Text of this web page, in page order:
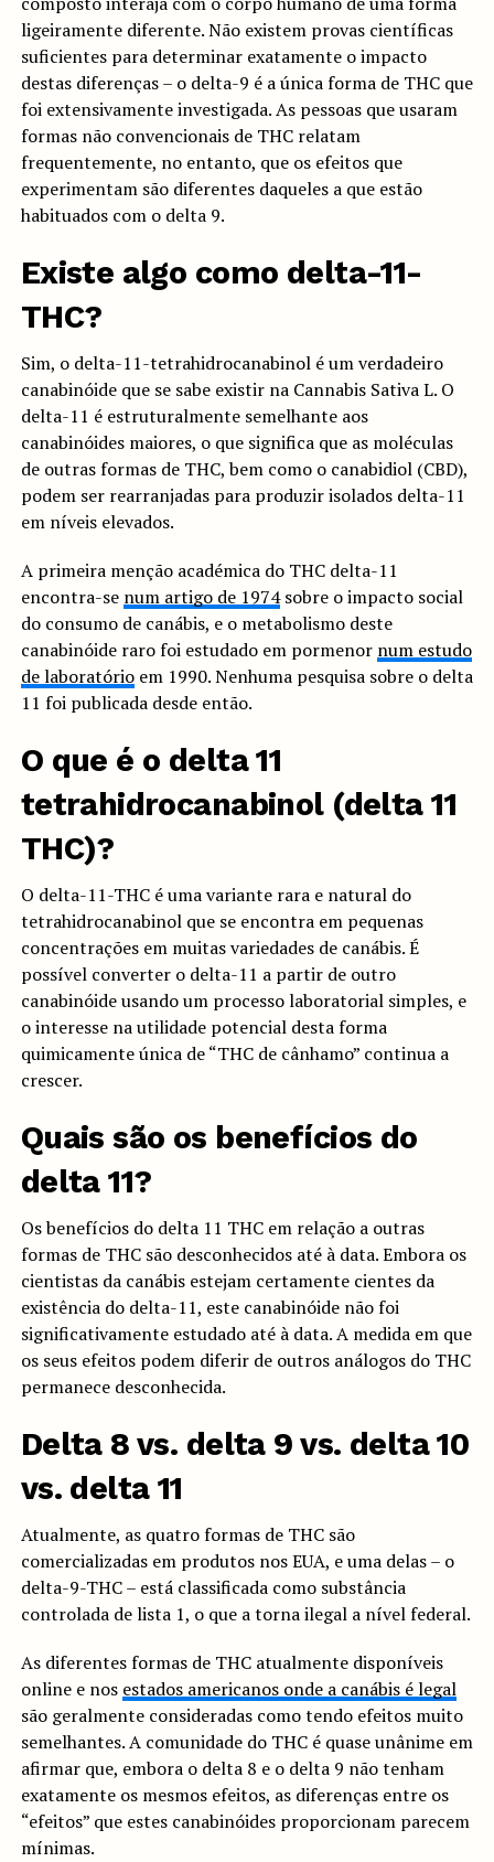
ligeiramente diferente. Não existem provas científicas
suficientes para determinar exatamente o impacto
destas diferenças – o delta-9 é a única forma de THC que
foi extensivamente investigada. As pessoas que usaram
formas não convencionais de THC relatam
frequentemente, no entanto, que os efeitos que
experimentam são diferentes daqueles a que estão
habituados com o delta 9.
Existe algo como delta-11-
THC?
Sim, o delta-11-tetrahidrocanabinol é um verdadeiro
canabinóide que se sabe existir na Cannabis Sativa L. O
delta-11 é estruturalmente semelhante aos
canabinóides maiores, o que significa que as moléculas
de outras formas de THC, bem como o canabidiol (CBD),
podem ser rearranjadas para produzir isolados delta-11
em níveis elevados.
A primeira menção académica do THC delta-11
encontra-se num artigo de 1974sobre o impacto social
do consumo de canábis, e o metabolismo deste
canabinóide raro foi estudado em pormenor num estudo
de laboratórioem 1990. Nenhuma pesquisa sobre o delta
11 foi publicada desde então.
O que é o delta 11
tetrahidrocanabinol (delta 11
THC)?
O delta-11-THC é uma variante rara e natural do
tetrahidrocanabinol que se encontra em pequenas
concentrações em muitas variedades de canábis. É
possível converter o delta-11 a partir de outro
canabinóide usando um processo laboratorial simples, e
o interesse na utilidade potencial desta forma
quimicamente única de “THC de cânhamo” continua a
crescer.
Quais são os benefícios do
delta 11?
Os benefícios do delta 11 THC em relação a outras
formas de THC são desconhecidos até à data. Embora os
cientistas da canábis estejam certamente cientes da
existência do delta-11, este canabinóide não foi
significativamente estudado até à data. A medida em que
os seus efeitos podem diferir de outros análogos do THC
permanece desconhecida.
Delta 8 vs. delta 9 vs. delta 10
vs. delta 11
Atualmente, as quatro formas de THC são
comercializadas em produtos nos EUA, e uma delas – o
delta-9-THC – está classificada como substância
controlada de lista 1, o que a torna ilegal a nível federal.
As diferentes formas de THC atualmente disponíveis
online e nos estados americanos onde a canábis é legal
são geralmente consideradas como tendo efeitos muito
semelhantes. A comunidade do THC é quase unânime em
afirmar que, embora o delta 8 e o delta 9 não tenham
exatamente os mesmos efeitos, as diferenças entre os
“efeitos” que estes canabinóides proporcionam parecem
mínimas.